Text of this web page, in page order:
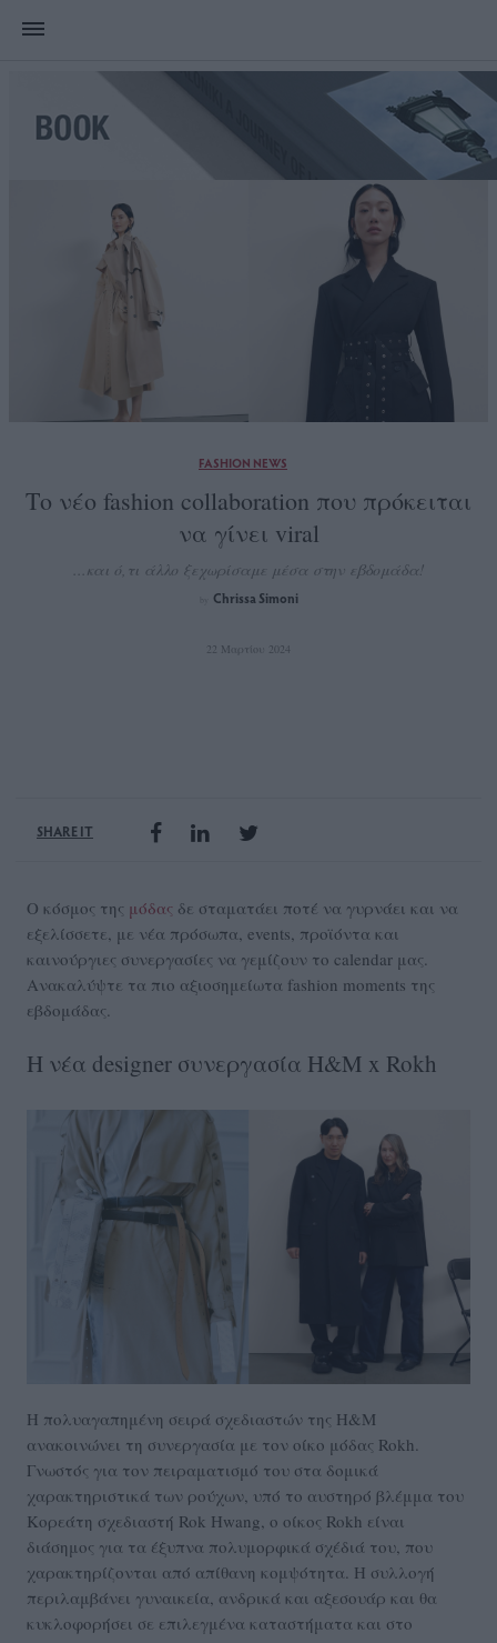
FASHION NEWS
Το νέο fashion collaboration που πρόκειται
να γίνει viral
...και ό,τι άλλο ξεχωρίσαμε μέσα στην εβδομάδα!
Chrissa Simoni
22 Μαρτίου 2024
SHARE IT
O κόσμος της μόδας δε σταματάει ποτέ να γυρνάει και να
εξελίσσετε, με νέα πρόσωπα, events, προϊόντα και
καινούργιες συνεργασίες να γεμίζουν το calendar μας.
Ανακαλύψτε τα πιο αξιοσημείωτα fashion moments της
εβδομάδας.
Η νέα designer συνεργασία H&M x Rokh
Η πολυαγαπημένη σειρά σχεδιαστών της H&M
ανακοινώνει τη συνεργασία με τον οίκο μόδας Rokh.
Γνωστός για τον πειραματισμό του στα δομικά
χαρακτηριστικά των ρούχων, υπό το αυστηρό βλέμμα του
Κορεάτη σχεδιαστή Rok Hwang, ο οίκος Rokh είναι
διάσημος για τα έξυπνα πολυμορφικά σχέδιά του, που
χαρακτηρίζονται από απίθανη κομψότητα. Η συλλογή
περιλαμβάνει γυναικεία, ανδρικά και αξεσουάρ και θα
κυκλοφορήσει σε επιλεγμένα καταστήματα και στο